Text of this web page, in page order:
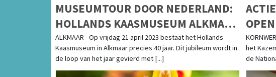
MUSEUMTOUR DOOR NEDERLAND:
HOLLANDS KAASMUSEUM ALKMAAR
VIERT 40-JARIG JUBILEUM
ALKMAAR - Op vrijdag 21 april 2023 bestaat het Hollands
Kaasmuseum in Alkmaar precies 40 jaar. Dit jubileum wordt in
de loop van het jaar gevierd met [...]
het
de